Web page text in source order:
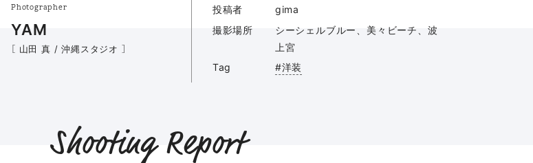
Photographer
YAM
［ 山田 真 / 沖縄スタジオ ］
投稿者
gima
撮影場所
シーシェルブルー、美々ビーチ、波
上宮
Tag
#洋装
Shooting Report